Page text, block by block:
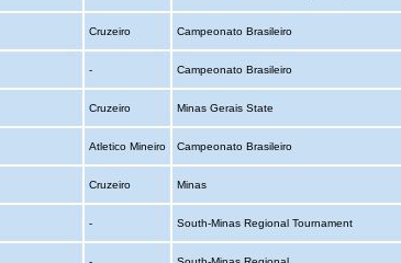
Cruzeiro Campeonato Brasileiro
- Campeonato Brasileiro
Cruzeiro Minas Gerais State
Atletico Mineiro Campeonato Brasileiro
Cruzeiro Minas
- South-Minas Regional Tournament